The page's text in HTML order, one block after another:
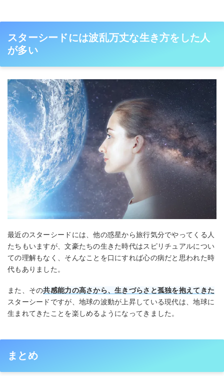
スターシードには波乱万丈な生き方をした人
が多い
最近のスターシードには、他の惑星から旅行気分でやってくる人
たちもいますが、文豪たちの生きた時代はスピリチュアルについ
ての理解もなく、そんなことを口にすれば心の病だと思われた時
代もありました。
また、その共感能力の高さから、生きづらさと孤独を抱えてきた
スターシードですが、地球の波動が上昇している現代は、地球に
生まれてきたことを楽しめるようになってきました。
まとめ